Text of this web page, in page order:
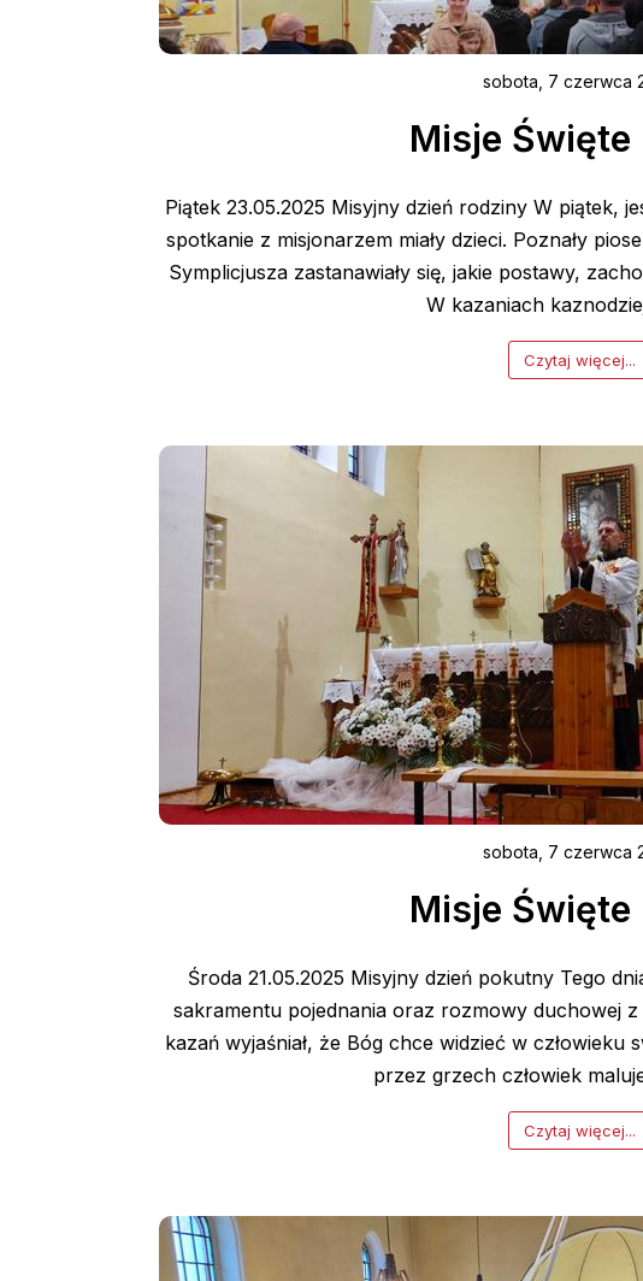
sobota, 7 czerwca
Misje Święte
Piątek 23.05.2025 Misyjny dzień rodziny W piątek,
spotkanie z misjonarzem miały dzieci. Poznały
Symplicjusza zastanawiały się, jakie postawy,
W kazaniach
Czytaj więcej...
sobota, 7 czerwca
Misje Święte
Środa 21.05.2025 Misyjny dzień pokutny Tego
sakramentu pojednania oraz rozmowy duchowej
kazań wyjaśniał, że Bóg chce widzieć w
przez grzech człowiek
Czytaj więcej...